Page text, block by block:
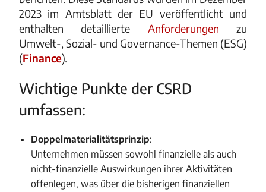
2023 im Amtsblatt der EU veröffentlicht und
enthalten detaillierte Anforderungenzu
Umwelt-, Sozial- und Governance-Themen (ESG)​
(Finance)​.
Wichtige Punkte der CSRD
umfassen:
Doppelmaterialitätsprinzip:
Unternehmen müssen sowohl finanzielle als auch
nicht-finanzielle Auswirkungen ihrer Aktivitäten
offenlegen, was über die bisherigen finanziellen